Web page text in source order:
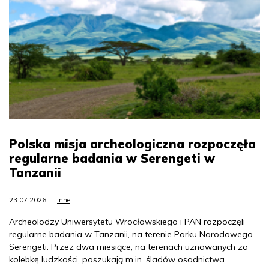
Polska misja archeologiczna rozpoczęła
regularne badania w Serengeti w
Tanzanii
23.07.2026 Inne
Archeolodzy Uniwersytetu Wrocławskiego i PAN rozpoczęli
regularne badania w Tanzanii, na terenie Parku Narodowego
Serengeti. Przez dwa miesiące, na terenach uznawanych za
kolebkę ludzkości, poszukają m.in. śladów osadnictwa